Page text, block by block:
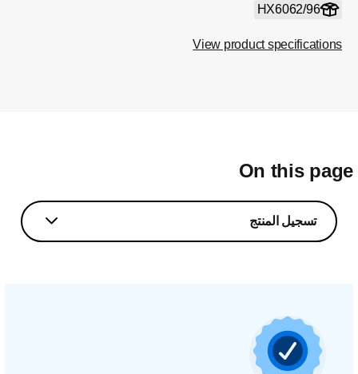
HX6062/96
View product specifications
On this
تسجيل المنتج